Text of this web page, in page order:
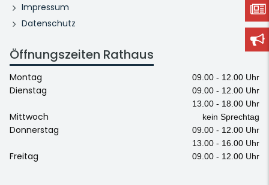
Impressum
Datenschutz
Öffnungszeiten Rathaus
Montag 09.00 - 12.00 Uhr
Dienstag
09.00 - 12.00 Uhr
13.00 - 18.00 Uhr
Mittwoch kein Sprechtag
Donnerstag
09.00 - 12.00 Uhr
13.00 - 16.00 Uhr
Freitag 09.00 - 12.00 Uhr